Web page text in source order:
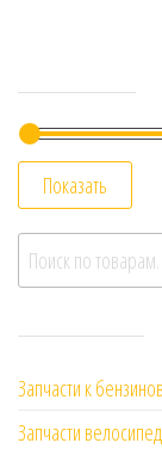
Показать
Искать:
Запчасти к
Запчасти